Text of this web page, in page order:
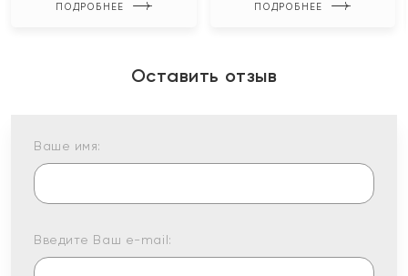
ПОДРОБНЕЕ ПОДРОБНЕЕ
Оставить отзыв
Ваше имя:
Введите Ваш e-mail: